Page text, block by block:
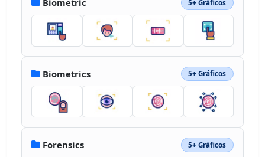
Biometric 5+ Gráficos
Biometrics 5+ Gráficos
Forensics 5+ Gráficos